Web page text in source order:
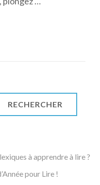
RECHERCHER
à apprendre à lire ?
pour Lire !